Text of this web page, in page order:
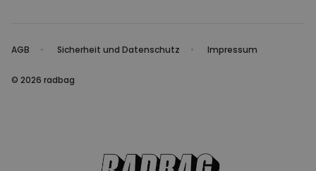
AGB Sicherheit und Datenschutz Impressum
© 2026 radbag